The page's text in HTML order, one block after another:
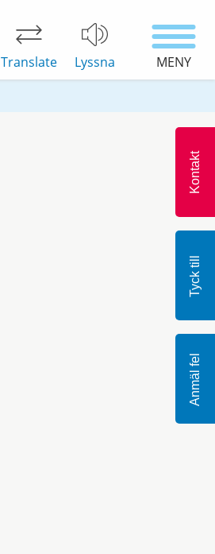
Translate Lyssna MENY
Kontakt
Tyck till
Anmäl fel